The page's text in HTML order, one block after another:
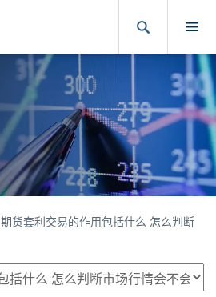
期货套利交易的作用包括什么 怎么判断